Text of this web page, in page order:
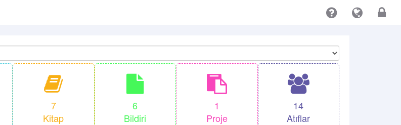
7
Kitap
6
Bildiri
1
Proje
14
Atıflar